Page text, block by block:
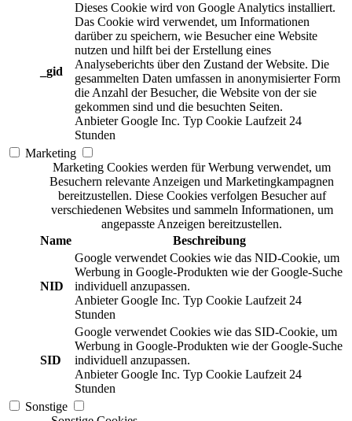
_gid
Dieses Cookie wird von Google Analytics installiert.
Das Cookie wird verwendet, um Informationen
darüber zu speichern, wie Besucher eine Website
nutzen und hilft bei der Erstellung eines
Analyseberichts über den Zustand der Website. Die
gesammelten Daten umfassen in anonymisierter Form
die Anzahl der Besucher, die Website von der sie
gekommen sind und die besuchten Seiten.
Anbieter Google Inc. Typ Cookie Laufzeit 24
Stunden
Marketing
Marketing Cookies werden für Werbung verwendet, um
Besuchern relevante Anzeigen und Marketingkampagnen
bereitzustellen. Diese Cookies verfolgen Besucher auf
verschiedenen Websites und sammeln Informationen, um
angepasste Anzeigen bereitzustellen.
Name
Beschreibung
NID
Google verwendet Cookies wie das NID-Cookie, um
Werbung in Google-Produkten wie der Google-Suche
individuell anzupassen.
Anbieter Google Inc. Typ Cookie Laufzeit 24
Stunden
SID
Google verwendet Cookies wie das SID-Cookie, um
Werbung in Google-Produkten wie der Google-Suche
individuell anzupassen.
Anbieter Google Inc. Typ Cookie Laufzeit 24
Stunden
Sonstige